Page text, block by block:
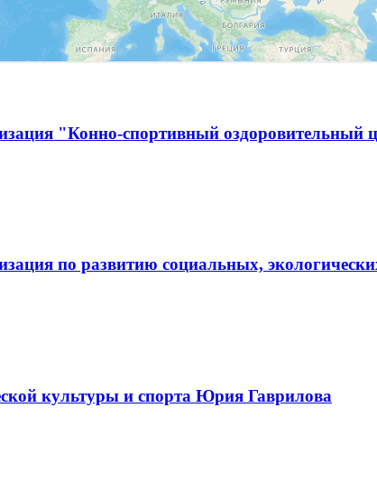
"Конно-спортивный оздоровительный
по развитию социальных,
культуры и спорта Юрия Гаврилова